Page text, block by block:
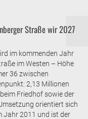
Straße wir 2027
im kommenden Jahr
im Westen – Höhe
36 zwischen
2,13 Millionen
Friedhof sowie der
orientiert sich
Jahr 2011 und ist der